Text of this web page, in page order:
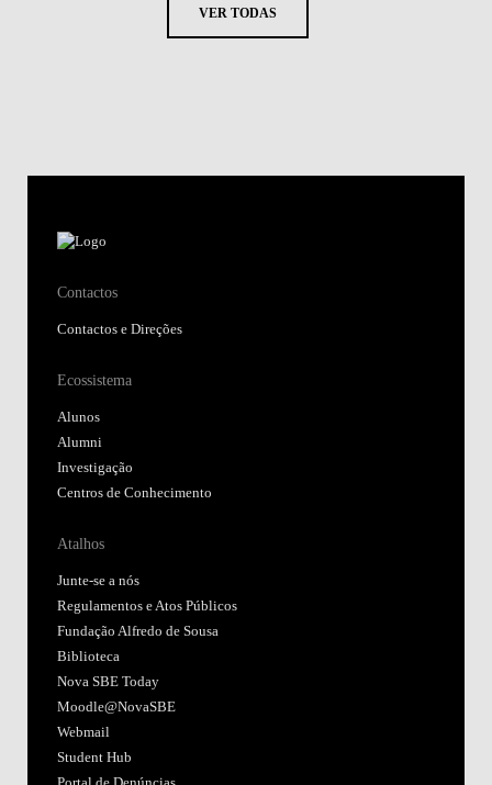
VER TODAS
Contactos
Contactos e Direções
Ecossistema
Alunos
Alumni
Investigação
Centros de Conhecimento
Atalhos
Junte-se a nós
Regulamentos e Atos Públicos
Fundação Alfredo de Sousa
Biblioteca
Nova SBE Today
Moodle@NovaSBE
Webmail
Student Hub